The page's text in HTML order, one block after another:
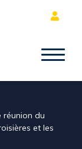
réunion du
et les